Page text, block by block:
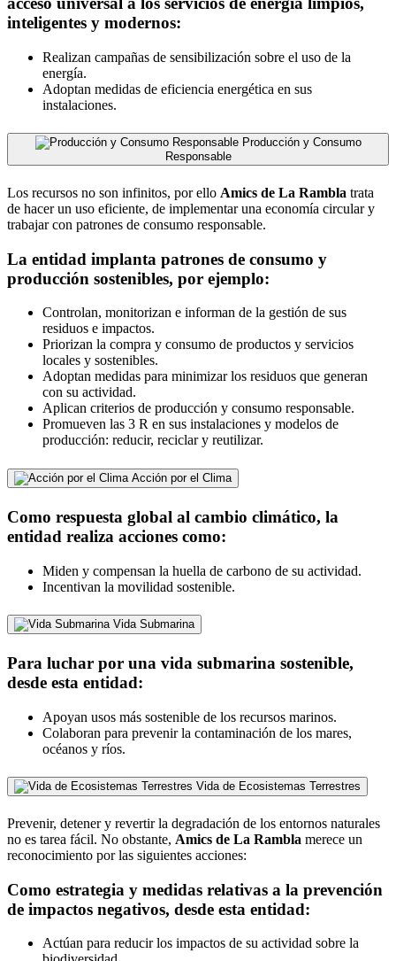
inteligentes y modernos:
Realizan campañas de sensibilización sobre el uso de la
energía.
Adoptan medidas de eficiencia energética en sus
instalaciones.
Producción y Consumo
Responsable
Los recursos no son infinitos, por ello Amics de La Rambla trata
de hacer un uso eficiente, de implementar una economía circular y
trabajar con patrones de consumo responsable.
La entidad implanta patrones de consumo y
producción sostenibles, por ejemplo:
Controlan, monitorizan e informan de la gestión de sus
residuos e impactos.
Priorizan la compra y consumo de productos y servicios
locales y sostenibles.
Adoptan medidas para minimizar los residuos que generan
con su actividad.
Aplican criterios de producción y consumo responsable.
Promueven las 3 R en sus instalaciones y modelos de
producción: reducir, reciclar y reutilizar.
Acción por el Clima
Como respuesta global al cambio climático, la
entidad realiza acciones como:
Miden y compensan la huella de carbono de su actividad.
Incentivan la movilidad sostenible.
Vida Submarina
Para luchar por una vida submarina sostenible,
desde esta entidad:
Apoyan usos más sostenible de los recursos marinos.
Colaboran para prevenir la contaminación de los mares,
océanos y ríos.
Vida de Ecosistemas Terrestres
Prevenir, detener y revertir la degradación de los entornos naturales
no es tarea fácil. No obstante, Amics de La Rambla merece un
reconocimiento por las siguientes acciones:
Como estrategia y medidas relativas a la prevención
de impactos negativos, desde esta entidad:
Actúan para reducir los impactos de su actividad sobre la